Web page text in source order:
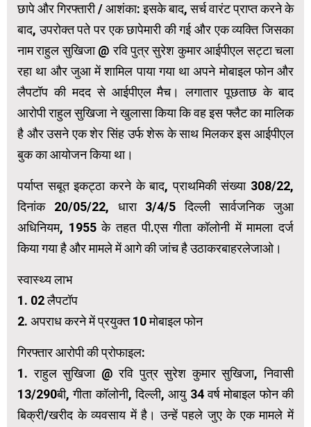
छापे और गिरफ्तारी / आशंका: इसके बाद, सर्च वारंट प्राप्त करने के
बाद, उपरोक्त पते पर एक छापेमारी की गई और एक व्यक्ति जिसका
नाम राहुल सुखिजा @ रवि पुत्र सुरेश कुमार आईपीएल सट्टा चला
रहा था और जुआ में शामिल पाया गया था अपने मोबाइल फोन और
लैपटॉप की मदद से आईपीएल मैच। लगातार पूछताछ के बाद
आरोपी राहुल सुखिजा ने खुलासा किया कि वह इस फ्लैट का मालिक
है और उसने एक शेर सिंह उर्फ ​​शेरू के साथ मिलकर इस आईपीएल
बुक का आयोजन किया था।
पर्याप्त सबूत इकट्ठा करने के बाद, प्राथमिकी संख्या 308/22,
दिनांक 20/05/22, धारा 3/4/5 दिल्ली सार्वजनिक जुआ
अधिनियम, 1955 के तहत पी.एस गीता कॉलोनी में मामला दर्ज
किया गया है और मामले में आगे की जांच है उठाकरबाहरलेजाओ।
स्वास्थ्य लाभ
1. 02 लैपटॉप
2. अपराध करने में प्रयुक्त 10 मोबाइल फोन
गिरफ्तार आरोपी की प्रोफाइल:
1. राहुल सुखिजा @ रवि पुत्र सुरेश कुमार सुखिजा, निवासी
13/290बी, गीता कॉलोनी, दिल्ली, आयु 34 वर्ष मोबाइल फोन की
बिक्री/खरीद के व्यवसाय में है। उन्हें पहले जुए के एक मामले में